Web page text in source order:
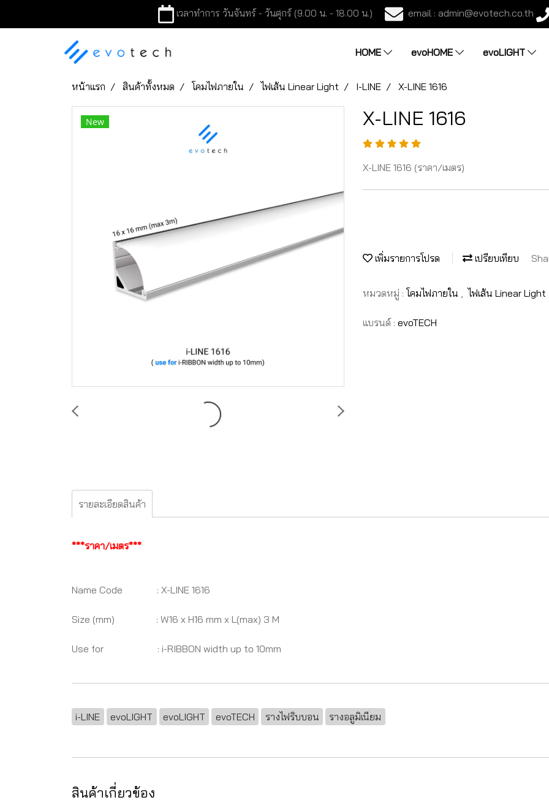
เวลาทำการ วันจันทร์ - วันศุกร์ (9.00 น. - 18.00 น.) email : admin@evotech.co.th
HOME evoHOME evoLIGHT
หน้าแรก สินค้าทั้งหมด โคมไฟภายใน ไฟเส้น Linear Light I-LINE X-LINE 1616
New X-LINE 1616
X-LINE 1616 (ราคา/เมตร)
เพิ่มรายการโปรด เปรียบเทียบ
หมวดหมู่ : โคมไฟภายใน ไฟเส้น Linear Light
แบรนด์ : evoTECH
รายละเอียดสินค้า
***ราคา/เมตร***
Name Code : X-LINE 1616
Size (mm) : W16 x H16 mm x L(max) 3 M
Use for : i-RIBBON width up to 10mm
i-LINE evoLIGHT evoLIGHT evoTECH รางไฟริบบอน รางอลูมิเนียม
สินค้าเกี่ยวข้อง